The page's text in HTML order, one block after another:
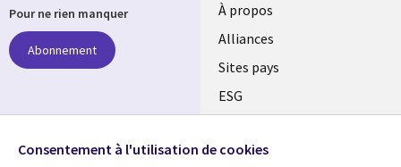
À propos
Alliances
Sites pays
ESG
Fusions
Pour ne rien manquer
Abonnement
Suivez-nous
Consentement à l'utilisation de cookies